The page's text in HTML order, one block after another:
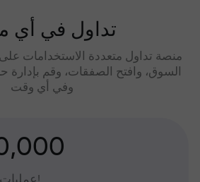
تداول في أي
منصة تداول متعددة الاستخدامات
السوق، وافتح الصفقات، وقم
وفي أي وقت